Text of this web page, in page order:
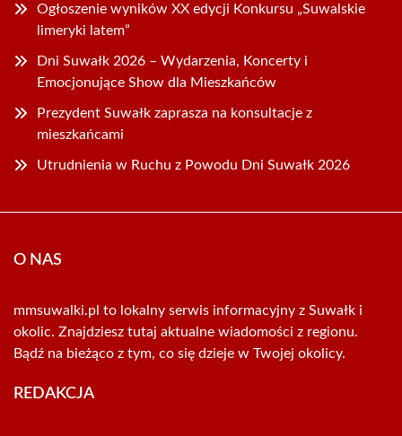
Ogłoszenie wyników XX edycji Konkursu „Suwalskie
limeryki latem”
Dni Suwałk 2026 – Wydarzenia, Koncerty i
Emocjonujące Show dla Mieszkańców
Prezydent Suwałk zaprasza na konsultacje z
mieszkańcami
Utrudnienia w Ruchu z Powodu Dni Suwałk 2026
O NAS
mmsuwalki.pl to lokalny serwis informacyjny z Suwałk i
okolic. Znajdziesz tutaj aktualne wiadomości z regionu.
Bądź na bieżąco z tym, co się dzieje w Twojej okolicy.
REDAKCJA